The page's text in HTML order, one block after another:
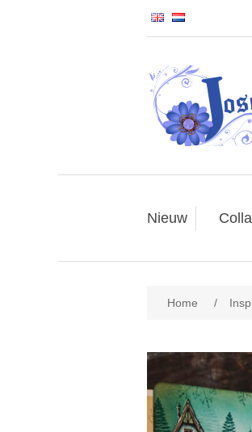
Nieuw
Home /